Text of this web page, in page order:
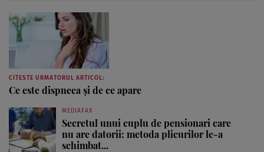
CITESTE URMATORUL ARTICOL:
Ce este dispneea şi de ce apare
MEDIAFAX
Secretul unui cuplu de pensionari care
nu are datorii: metoda plicurilor le-a
schimbat...